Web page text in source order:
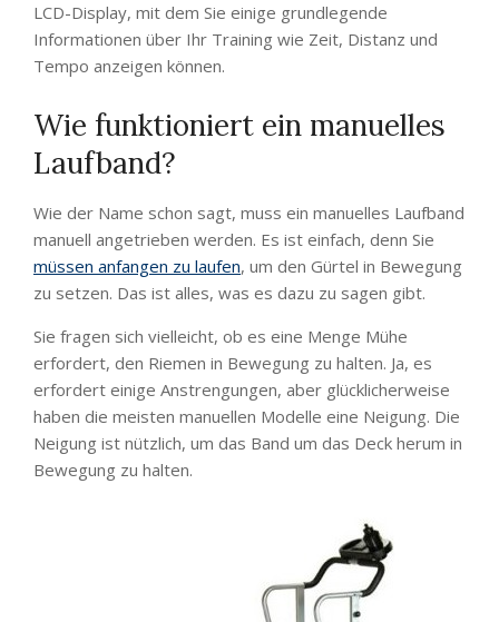
LCD-Display, mit dem Sie einige grundlegende
Informationen über Ihr Training wie Zeit, Distanz und
Tempo anzeigen können.
Wie funktioniert ein manuelles
Laufband?
Wie der Name schon sagt, muss ein manuelles Laufband
manuell angetrieben werden. Es ist einfach, denn Sie
müssen anfangen zu laufen, um den Gürtel in Bewegung
zu setzen. Das ist alles, was es dazu zu sagen gibt.
Sie fragen sich vielleicht, ob es eine Menge Mühe
erfordert, den Riemen in Bewegung zu halten. Ja, es
erfordert einige Anstrengungen, aber glücklicherweise
haben die meisten manuellen Modelle eine Neigung. Die
Neigung ist nützlich, um das Band um das Deck herum in
Bewegung zu halten.